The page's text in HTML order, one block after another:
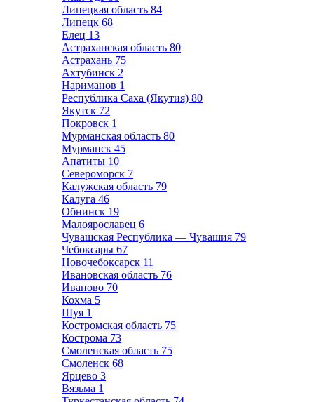
Липецкая область 84
Липецк 68
Елец 13
Астраханская область 80
Астрахань 75
Ахтубинск 2
Нариманов 1
Республика Саха (Якутия) 80
Якутск 72
Покровск 1
Мурманская область 80
Мурманск 45
Апатиты 10
Североморск 7
Калужская область 79
Калуга 46
Обнинск 19
Малоярославец 6
Чувашская Республика — Чувашия 79
Чебоксары 67
Новочебоксарск 11
Ивановская область 76
Иваново 70
Кохма 5
Шуя 1
Костромская область 75
Кострома 73
Смоленская область 75
Смоленск 68
Ярцево 3
Вязьма 1